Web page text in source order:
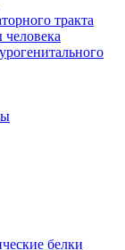
тракта
белки